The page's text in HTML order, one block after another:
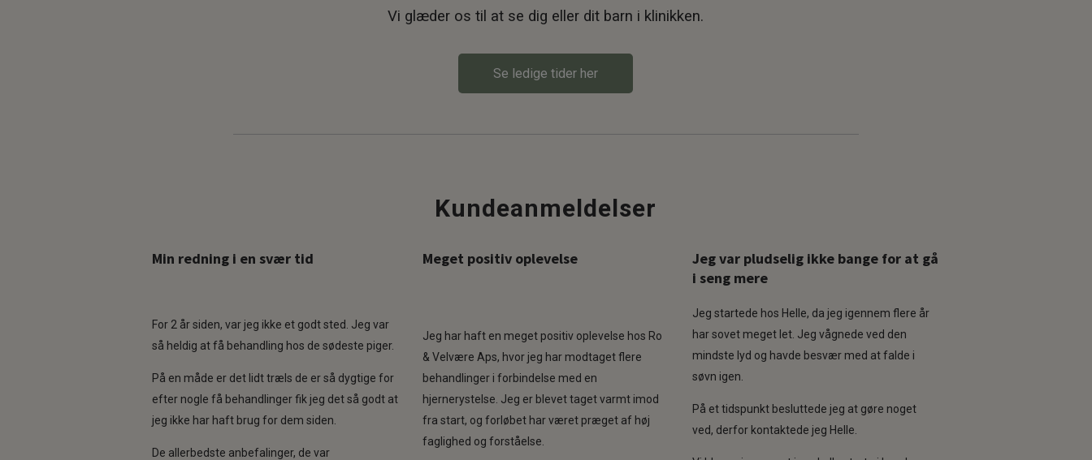
Vi glæder os til at se dig eller dit barn i klinikken.
Se ledige tider her
Kundeanmeldelser
Min redning i en svær tid
a
t
0
For 2 år siden, var jeg ikke et godt sted. Jeg var
så heldig at få behandling hos de sødeste piger.
På en måde er det lidt træls de er så dygtige for
efter nogle få behandlinger fik jeg det så godt at
jeg ikke har haft brug for dem siden.
De allerbedste anbefalinger, de var
Meget positiv oplevelse
a
t
e
d
5
,
Jeg har haft en meget positiv oplevelse hos Ro
& Velvære Aps, hvor jeg har modtaget flere
behandlinger i forbindelse med en
hjernerystelse. Jeg er blevet taget varmt imod
fra start, og forløbet har været præget af høj
faglighed og forståelse.
Jeg var pludselig ikke bange for at gå
i seng mere
5
,
Jeg startede hos Helle, da jeg igennem flere år
har sovet meget let. Jeg vågnede ved den
mindste lyd og havde besvær med at falde i
søvn igen.
På et tidspunkt besluttede jeg at gøre noget
ved, derfor kontaktede jeg Helle.